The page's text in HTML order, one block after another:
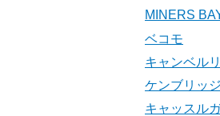
MINERS
ベコモ
キャンベル
ケンブリッ
キャッスル